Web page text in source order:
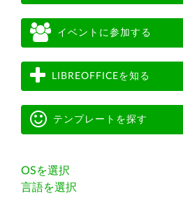
イベントに参加する
LIBREOFFICEを知る
テンプレートを探す
OSを選択
言語を選択